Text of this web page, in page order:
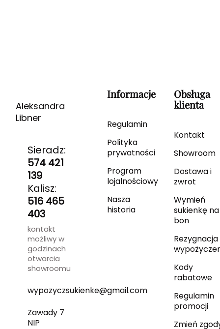
Aleksandra
Libner
Sieradz:
574 421
139
Kalisz:
516 465
403
kontakt
możliwy w
godzinach
otwarcia
showroomu
wypozyczsukienke@gmail.com
Zawady 7
NIP
Informacje
Regulamin
Polityka
prywatności
Program
lojalnościowy
Nasza
historia
Obsługa
klienta
Kontakt
Showroom
Dostawa i
zwrot
Wymień
sukienkę na
bon
Rezygnacja
Kody
rabatowe
Regulamin
promocji
Zmień